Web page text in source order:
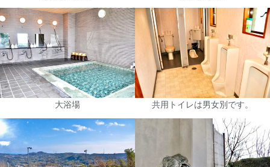
大浴場 共用トイレは男女別です。